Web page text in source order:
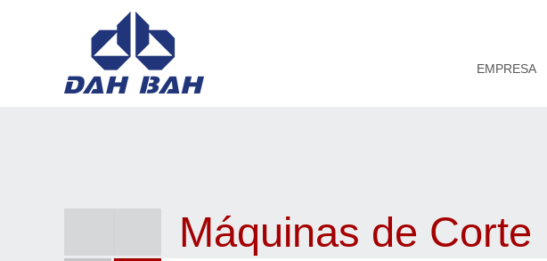
EMPRESA
Máquinas de Corte